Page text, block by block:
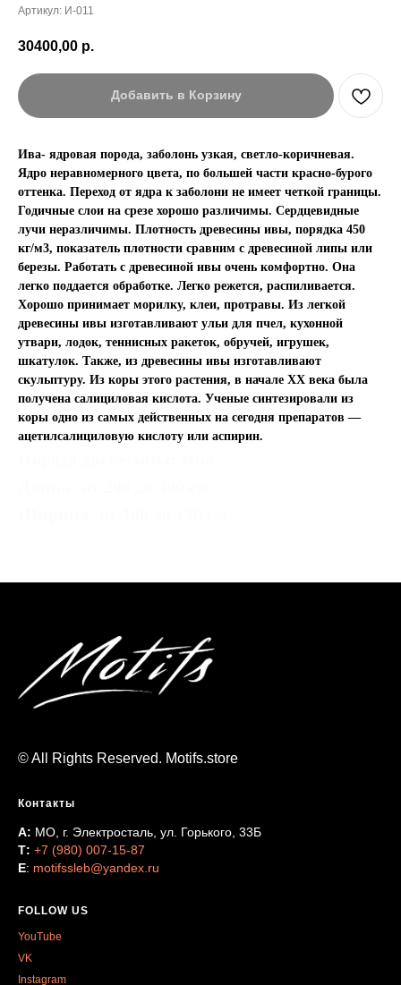
Артикул: И-011
30400,00 р.
Добавить в Корзину
Ива- ядровая порода, заболонь узкая, светло-коричневая.
Ядро неравномерного цвета, по большей части красно-бурого
оттенка. Переход от ядра к заболони не имеет четкой границы.
Годичные слои на срезе хорошо различимы. Сердцевидные
лучи неразличимы. Плотность древесины ивы, порядка 450
кг/м3, показатель плотности сравним с древесиной липы или
березы. Работать с древесиной ивы очень комфортно. Она
легко поддается обработке. Легко режется, распиливается.
Хорошо принимает морилку, клеи, протравы. Из легкой
древесины ивы изготавливают ульи для пчел, кухонной
утвари, лодок, теннисных ракеток, обручей, игрушек,
шкатулок. Также, из древесины ивы изготавливают
скульптуру. Из коры этого растения, в начале ХХ века была
получена салициловая кислота. Ученые синтезировали из
коры одно из самых действенных на сегодня препаратов —
ацетилсалициловую кислоту или аспирин.
© All Rights Reserved. Motifs.store
Контакты
А: МО, г. Электросталь, ул. Горького, 33Б
Т: +7 (980) 007-15-87
Е: motifssleb@yandex.ru
FOLLOW US
YouTube
VK
Instagram